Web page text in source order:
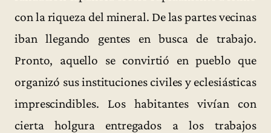
con la riqueza del mineral. De las partes vecinas
iban llegando gentes en busca de trabajo.
Pronto, aquello se convirtió en pueblo que
organizó sus instituciones civiles y eclesiásticas
imprescindibles. Los habitantes vivían con
cierta holgura entregados a los trabajos